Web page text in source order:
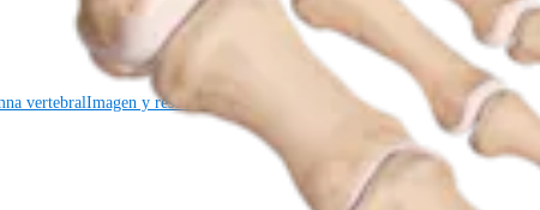
vertebralImagen y resección